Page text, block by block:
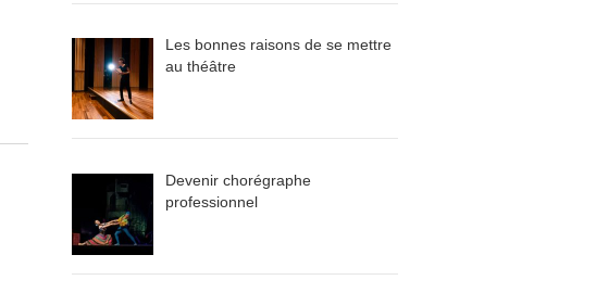
Les bonnes raisons de se mettre
au théâtre
Devenir chorégraphe
professionnel